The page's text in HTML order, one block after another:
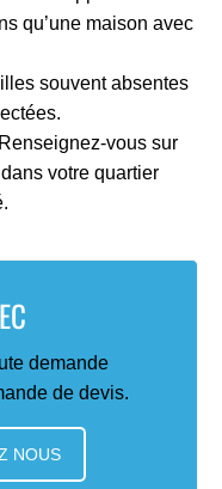
qu’une maison avec
souvent absentes
vous sur
votre quartier
demande
de devis.
NOUS